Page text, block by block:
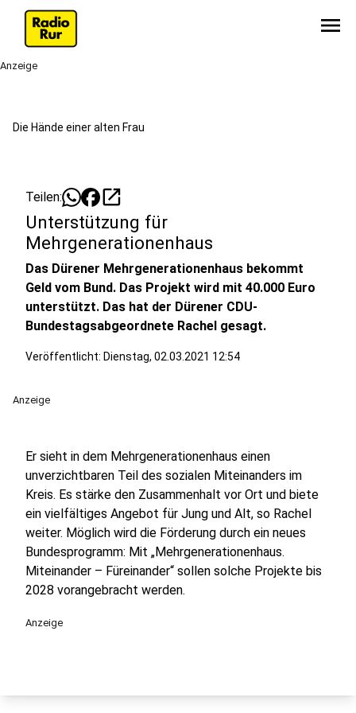
menu
Anzeige
Die Hände einer alten Frau
Teilen: open_in_new
Unterstützung für
Mehrgenerationenhaus
Das Dürener Mehrgenerationenhaus bekommt
Geld vom Bund. Das Projekt wird mit 40.000 Euro
unterstützt. Das hat der Dürener CDU-
Bundestagsabgeordnete Rachel gesagt.
Veröffentlicht: Dienstag, 02.03.2021 12:54
Anzeige
Er sieht in dem Mehrgenerationenhaus einen
unverzichtbaren Teil des sozialen Miteinanders im
Kreis. Es stärke den Zusammenhalt vor Ort und biete
ein vielfältiges Angebot für Jung und Alt, so Rachel
weiter. Möglich wird die Förderung durch ein neues
Bundesprogramm: Mit „Mehrgenerationenhaus.
Miteinander – Füreinander“ sollen solche Projekte bis
2028 vorangebracht werden.
Anzeige